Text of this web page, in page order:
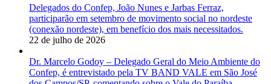
Delegados do Confep, João Nunes e Jarbas Ferraz,
participarão em setembro de movimento social no nordeste
(conexão nordeste), em benefício dos mais necessitados.
22 de julho de 2026
Dr. Marcelo Godoy – Delegado Geral do Meio Ambiente do
Confep, é entrevistado pela TV BAND VALE em São José